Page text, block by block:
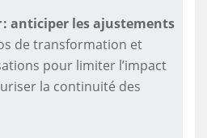
: anticiper les ajustements
de transformation et
pour limiter l’impact
la continuité des